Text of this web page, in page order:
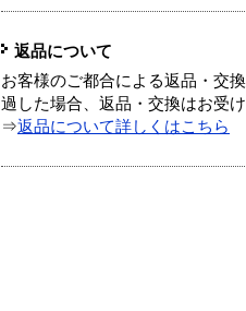
返品について
お客様のご都合による返品・交
過した場合、返品・交換はお受け
⇒返品について詳しくはこちら